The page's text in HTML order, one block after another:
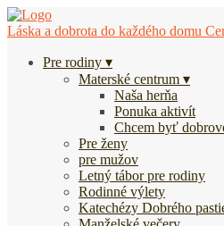
Láska a dobrota do každého domu
Pre rodiny
Materské centrum
Naša herňa
Ponuka aktivít
Chcem byť
Pre ženy
pre mužov
Letný tábor pre rodiny
Rodinné výlety
Katechézy Dobrého